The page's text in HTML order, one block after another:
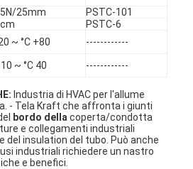
25mm
PSTC-101
PSTC-6
~ °C +80
------------
~ °C 40 ------------
Industria di HVAC per l'allume
- Tela Kraft che affronta i giunti
bordo della coperta/condotta
e collegamenti industriali
del insulation del tubo. Può anche
industriali richiedere un nastro
e benefici.